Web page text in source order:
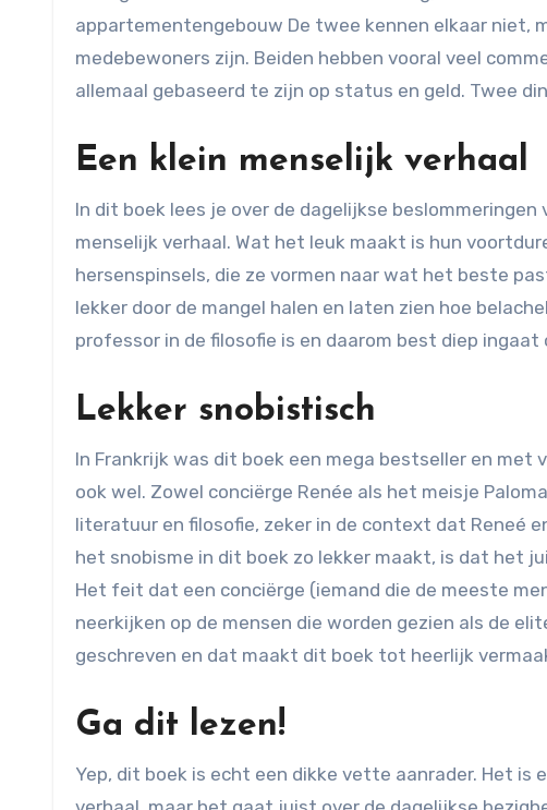
appartementengebouw De twee kennen elkaar niet,
medebewoners zijn. Beiden hebben vooral veel
allemaal gebaseerd te zijn op status en geld. Twee
Een klein menselijk verhaal
In dit boek lees je over de dagelijkse
menselijk verhaal. Wat het leuk maakt is hun
hersenspinsels, die ze vormen naar wat het beste
lekker door de mangel halen en laten zien hoe
professor in de filosofie is en daarom best diep
Lekker snobistisch
In Frankrijk was dit boek een mega bestseller en
ook wel. Zowel conciërge Renée als het meisje
literatuur en filosofie, zeker in de context dat Reneé
het snobisme in dit boek zo lekker maakt, is dat het
Het feit dat een conciërge (iemand die de meeste
neerkijken op de mensen die worden gezien als de
geschreven en dat maakt dit boek tot heerlijk
Ga dit lezen!
Yep, dit boek is echt een dikke vette aanrader. Het